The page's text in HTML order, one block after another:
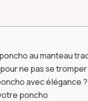
au manteau
ne pas se tromper
avec élégance ?
poncho